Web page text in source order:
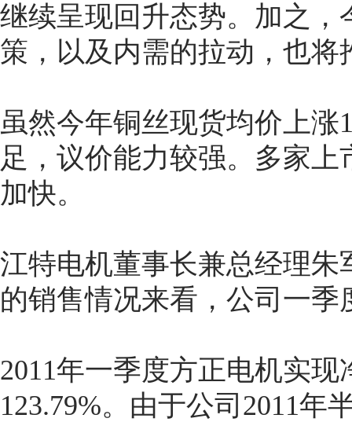
继续呈现回升态势。加之
策，以及内需的拉动，也
虽然今年铜丝现货均价上涨
足，议价能力较强。多家
加快。
江特电机董事长兼总经理朱
的销售情况来看，公司一季
2011年一季度方正电机实
123.79%。由于公司2011